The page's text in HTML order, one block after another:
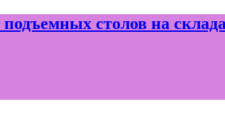
столов на